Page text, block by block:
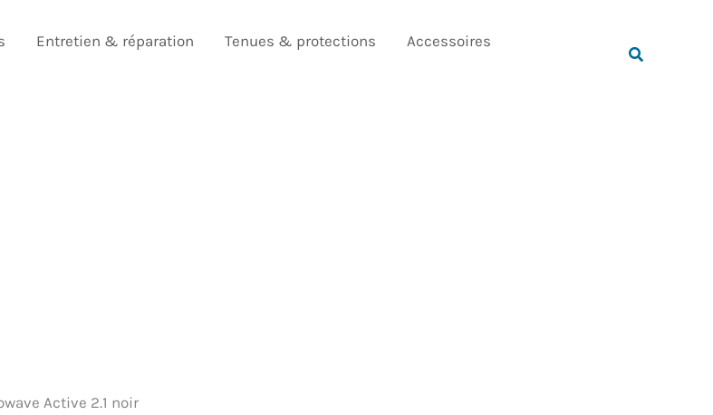
Entretien & réparation Tenues & protections
Accessoires
Rechercher
Active 2.1 noir